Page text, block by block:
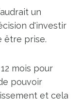
un
d'investir
être prise.
mois pour
pouvoir
et cela